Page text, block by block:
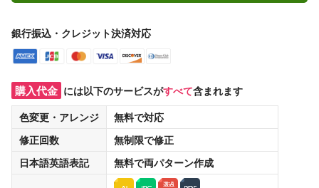
銀行振込・クレジット決済対応
購入代金 には以下のサービスがすべて含まれます
色変更・アレンジ
無料で対応
修正回数
無制限で修正
日本語英語表記
無料で両パターン作成